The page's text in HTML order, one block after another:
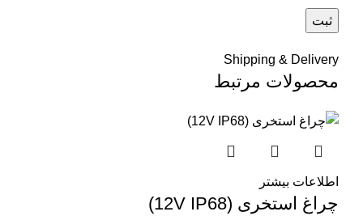
Shipping & Delivery
محصولات مرتبط
اطلاعات بیشتر
چراغ استخری (12V IP68)